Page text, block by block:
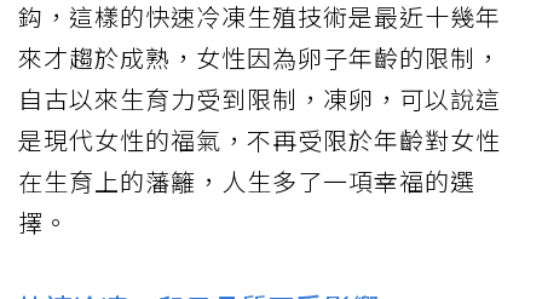
鈎，這樣的快速冷凍生殖技術是最近十幾年
來才趨於成熟，女性因為卵子年齡的限制，
自古以來生育力受到限制，凍卵，可以說這
是現代女性的福氣，不再受限於年齡對女性
在生育上的藩籬，人生多了一項幸福的選
擇。